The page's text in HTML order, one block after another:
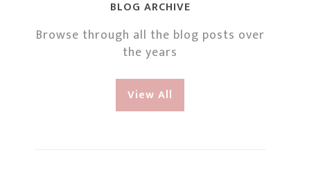
BLOG ARCHIVE
Browse through all the blog posts over
the years
View All